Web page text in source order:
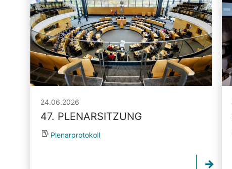
24.06.2026
47. PLENARSITZUNG
Plenarprotokoll